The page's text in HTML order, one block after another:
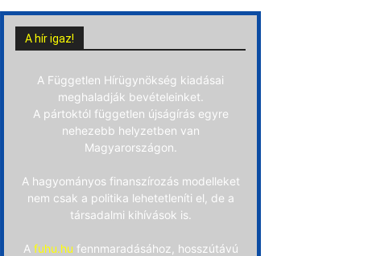
A hír igaz!
A Független Hírügynökség kiadásai
meghaladják bevételeinket.
A pártoktól független újságírás egyre
nehezebb helyzetben van
Magyarországon.
A hagyományos finanszírozás modelleket
nem csak a politika lehetetleníti el, de a
társadalmi kihívások is.
A fuhu.hu fennmaradásához, hosszútávú